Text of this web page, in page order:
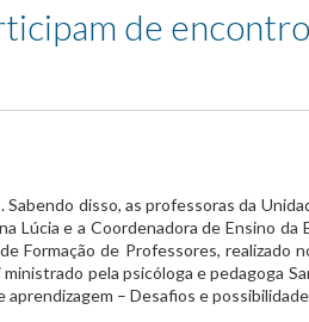
de
disso, as professoras da
Lúcia e a Coordenadora de Ensino da
Formação de Professores, realizado
pela psicóloga e pedagoga
– Desafios e